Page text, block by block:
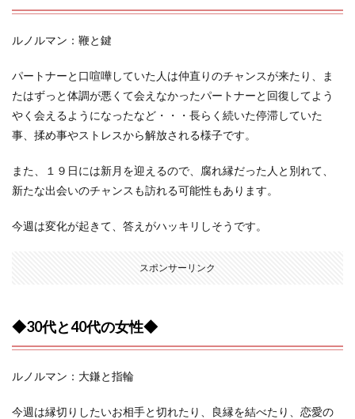
ルノルマン：鞭と鍵
パートナーと口喧嘩していた人は仲直りのチャンスが来たり、ま
たはずっと体調が悪くて会えなかったパートナーと回復してよう
やく会えるようになったなど・・・長らく続いた停滞していた
事、揉め事やストレスから解放される様子です。
また、１９日には新月を迎えるので、腐れ縁だった人と別れて、
新たな出会いのチャンスも訪れる可能性もあります。
今週は変化が起きて、答えがハッキリしそうです。
スポンサーリンク
◆30代と40代の女性◆
ルノルマン：大鎌と指輪
今週は縁切りしたいお相手と切れたり、良縁を結べたり、恋愛の